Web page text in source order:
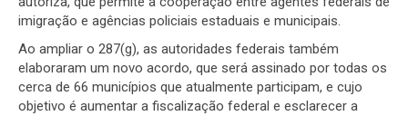
imigração e agências policiais estaduais e municipais.
Ao ampliar o 287(g), as autoridades federais também
elaboraram um novo acordo, que será assinado por todas os
cerca de 66 municípios que atualmente participam, e cujo
objetivo é aumentar a fiscalização federal e esclarecer a